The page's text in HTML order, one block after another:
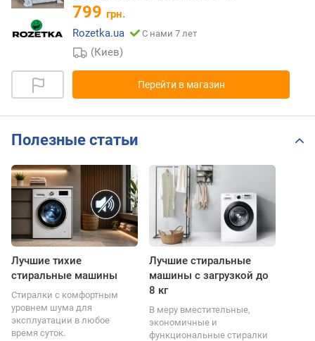
799 грн.
Rozetka.ua
С нами 7 лет
(Киев)
Перейти в магазин
Полезные статьи
Лучшие тихие
стиральные машины
Стиралки с комфортным
уровнем шума для
эксплуатации в любое
время суток.
Лучшие стиральные
машины с загрузкой до
8 кг
В меру вместительные,
экономичные и
функциональные стиралки